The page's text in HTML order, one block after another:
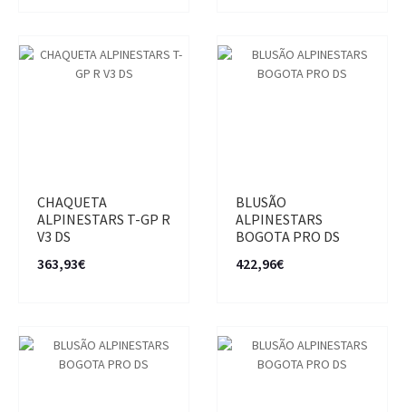
CHAQUETA
ALPINESTARS T-GP R
V3 DS
363,93€
BLUSÃO
ALPINESTARS
BOGOTA PRO DS
422,96€